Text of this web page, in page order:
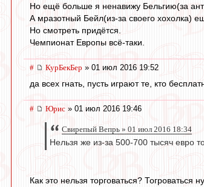
Но ещё больше я ненавижу Бельгию(за
А мразотный Бейл(из-за своего хохолка)
Но смотреть придётся.
Чемпионат Европы всё-таки.
# КурБекБер » 01 июл 2016 19:52
да всех гнать, пусть играют те, кто
# Юрис » 01 июл 2016 19:46
Свирепый Вепрь » 01 июл 2016 18:34
Нельзя же из-за 500-700 тысяч евро
Как это нельзя торговаться?